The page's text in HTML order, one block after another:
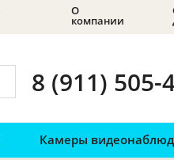
О
компании
8 (911) 505-
Камеры